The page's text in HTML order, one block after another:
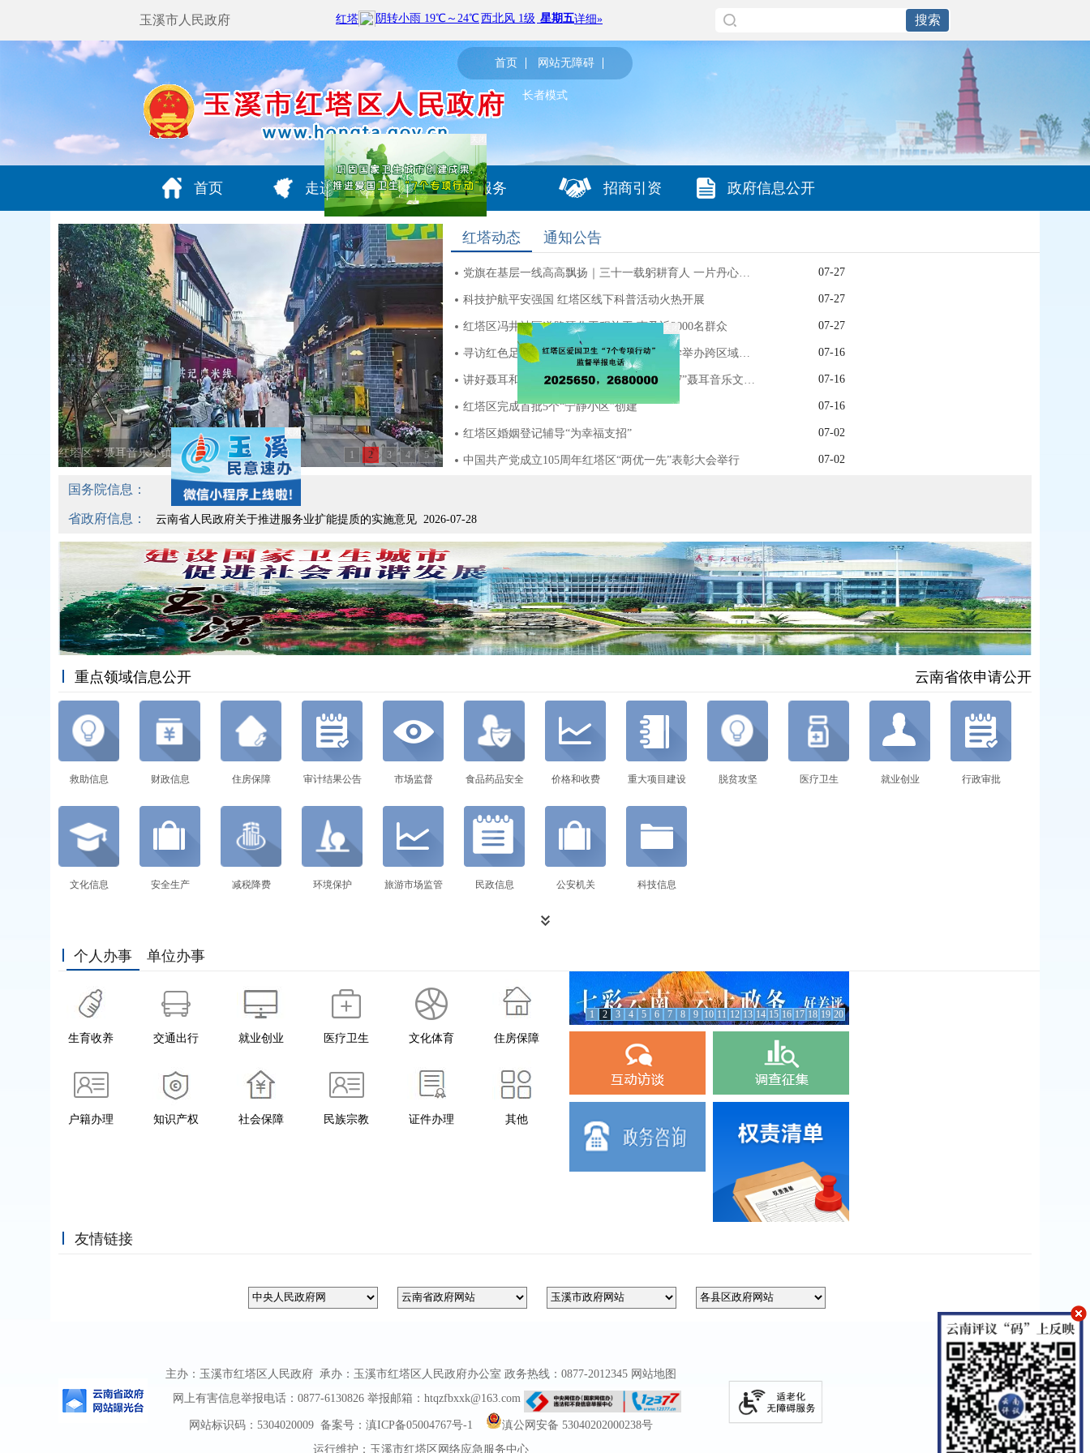
关闭
关闭
玉溪市人民政府
首页 网站无障碍
长者模式
首页 走进红塔 政务服务 招商引资 政府信息公开
红塔区：聂耳音乐小镇7月17日开业 1 2 3 4 5
红塔动态 通知公告
党旗在基层一线高高飘扬｜三十一载躬耕育人 一片丹心守护童真——记云南省优秀共产党员杨琼英 07-27
科技护航平安强国 红塔区线下科普活动火热开展 07-27
红塔区冯井社区道路硬化工程施工 惠及近2000名群众 07-27
寻访红色足迹 共话国歌精神｜玉溪聂耳小学举办跨区域红色研学活动 07-16
讲好聂耳和国歌的故事丨玉溪市将开展“7·17”聂耳音乐文化系列活动 07-16
红塔区完成首批5个“宁静小区”创建 07-16
红塔区婚姻登记辅导“为幸福支招” 07-02
中国共产党成立105周年红塔区“两优一先”表彰大会举行 07-02
国务院信息：
省政府信息： 云南省人民政府关于推进服务业扩能提质的实施意见 2026-07-28
重点领域信息公开 云南省依申请公开
救助信息 财政信息 住房保障 审计结果公告 市场监督 食品药品安全 价格和收费 重大项目建设 脱贫攻坚 医疗卫生 就业创业 行政审批
文化信息 安全生产 减税降费 环境保护 旅游市场监管 民政信息 公安机关 科技信息
个人办事 单位办事
生育收养 交通出行 就业创业 医疗卫生 文化体育 住房保障
户籍办理 知识产权 社会保障 民族宗教 证件办理 其他
1 2 3 4 5 6 7 8 9 10 11 12 13 14 15 16 17 18 19 20
友情链接
主办：玉溪市红塔区人民政府 承办：玉溪市红塔区人民政府办公室 政务热线：0877-2012345 网站地图
网上有害信息举报电话：0877-6130826 举报邮箱：htqzfbxxk@163.com
网站标识码：5304020009 备案号：滇ICP备05004767号-1
滇公网安备 53040202000238号
运行维护：玉溪市红塔区网络应急服务中心